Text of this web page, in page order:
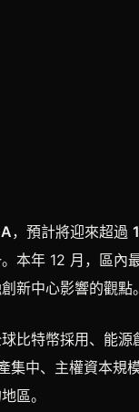
，預計將迎來超過
本年 12 月，區
新中心影響的觀點。
比特幣採用、能
中、主權資本規
區。